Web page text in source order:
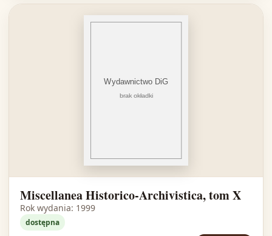
Miscellanea Historico-Archivistica, tom X
Rok wydania: 1999
dostępna